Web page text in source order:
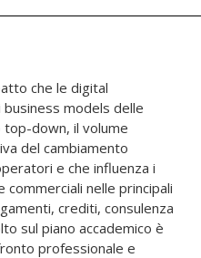
che le digital
models delle
top-down, il volume
del cambiamento
e che influenza i
nelle principali
crediti, consulenza
sul piano accademico è
professionale e
approfondimento
applicative
i contributi
italiano, quali Intesa
di Puglia e Basilicata,
che hanno evidenziato
sul fronte della digital
e punti di vista